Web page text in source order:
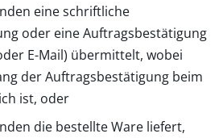
eine schriftliche
oder eine Auftragsbestätigung
E-Mail) übermittelt, wobei
der Auftragsbestätigung beim
ist, oder
die bestellte Ware liefert,